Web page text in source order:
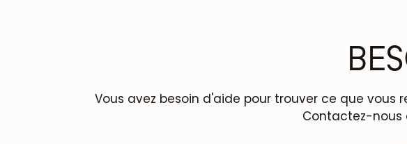
Vous avez besoin d'aide pour trouver ce que vous
Contactez-nous